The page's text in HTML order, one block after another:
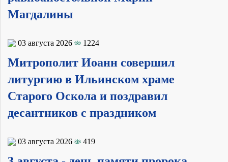
Магдалины
03 августа 2026 1224
Митрополит Иоанн совершил
литургию в Ильинском храме
Старого Оскола и поздравил
десантников с праздником
03 августа 2026 419